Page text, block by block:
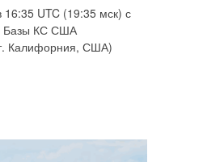
16:35 UTC (19:35 мск) с
Базы КС США
Калифорния, США)